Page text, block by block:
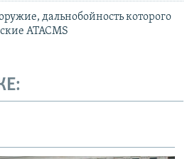
дальнобойность которого
ATACMS